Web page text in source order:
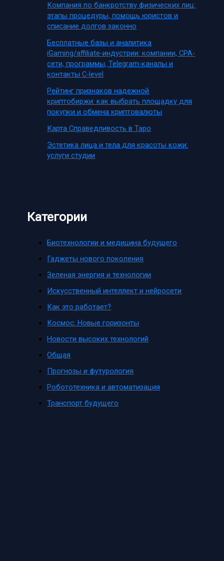
Компания по банкротству физических лиц:
этапы процедуры, помощь юристов и
списание долгов законно
Бесплатные базы и аналитика
iGaming/affiliate-индустрии: компании, CPA-
сети, программы, Telegram-каналы и
контакты C-level
Рейтинг признаков надежной
криптобиржи: как выбрать площадку для
покупки и обмена криптовалюты
Карта Справедливость в Таро
Эстетика лица и тела для красоты кожи:
услуги студии
Категории
Биотехнологии и медицина будущего
Гаджеты нового поколения
Зеленая энергия и технологии
Искусственный интеллект и нейросети
Как это работает?
Космос: Новые горизонты
Новости высоких технологий
Общая
Прогнозы и футурология
Робототехника и автоматизация
Транспорт будущего